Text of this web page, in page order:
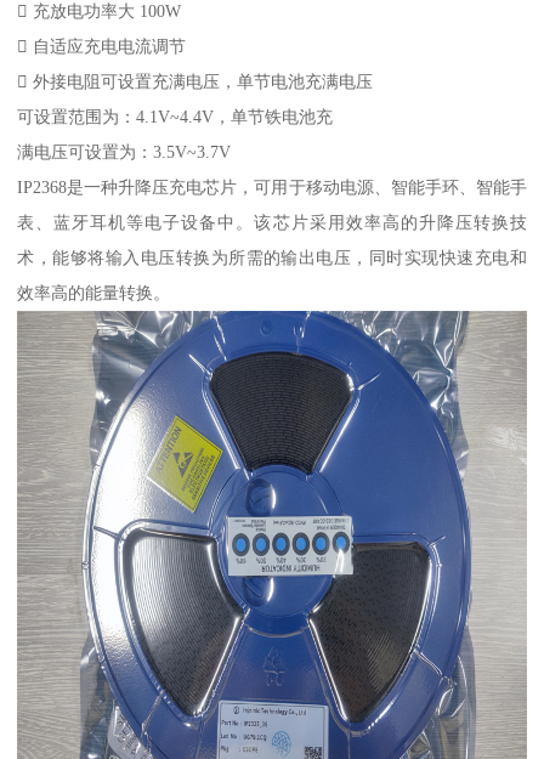
 充放电功率大 100W
 自适应充电电流调节
 外接电阻可设置充满电压，单节电池充满电压
可设置范围为：4.1V~4.4V，单节铁电池充
满电压可设置为：3.5V~3.7V
IP2368是一种升降压充电芯片，可用于移动电源、智能手环、智能手
表、蓝牙耳机等电子设备中。该芯片采用效率高的升降压转换技
术，能够将输入电压转换为所需的输出电压，同时实现快速充电和
效率高的能量转换。